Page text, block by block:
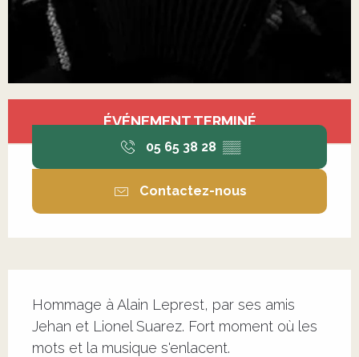
Ouverture et coordonnées
ÉVÉNEMENT TERMINÉ
05 65 38 28 ▒▒
Contactez-nous
Hommage à Alain Leprest, par ses amis
Jehan et Lionel Suarez. Fort moment où les
mots et la musique s'enlacent.